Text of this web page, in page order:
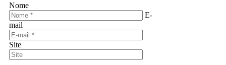
Nome
E-
mail
Site